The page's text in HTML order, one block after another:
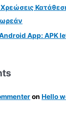
App: APK
onHello